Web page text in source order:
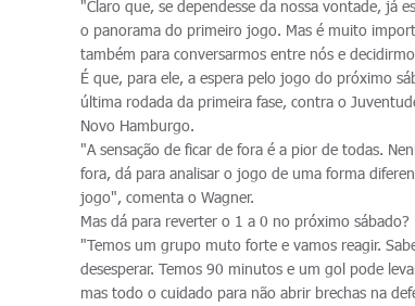
"Claro que, se dependesse da nossa vontade, já
o panorama do primeiro jogo. Mas é muito
também para conversarmos entre nós e
É que, para ele, a espera pelo jogo do próximo
última rodada da primeira fase, contra o
Novo Hamburgo.
"A sensação de ficar de fora é a pior de todas.
fora, dá para analisar o jogo de uma forma
jogo", comenta o Wagner.
Mas dá para reverter o 1 a 0 no próximo
"Temos um grupo muto forte e vamos reagir.
desesperar. Temos 90 minutos e um gol pode
mas todo o cuidado para não abrir brechas na